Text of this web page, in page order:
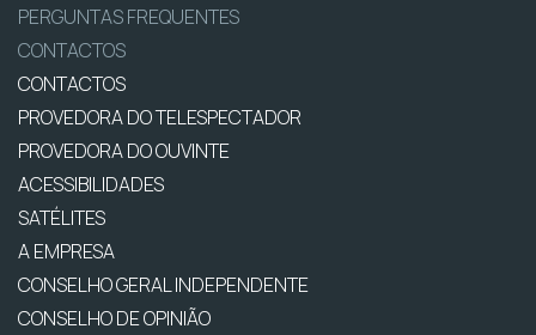
PERGUNTAS FREQUENTES
CONTACTOS
CONTACTOS
PROVEDORA DO TELESPECTADOR
PROVEDORA DO OUVINTE
ACESSIBILIDADES
SATÉLITES
A EMPRESA
CONSELHO GERAL INDEPENDENTE
CONSELHO DE OPINIÃO